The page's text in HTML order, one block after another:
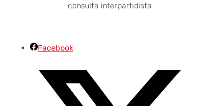
consulta interpartidista
Facebook